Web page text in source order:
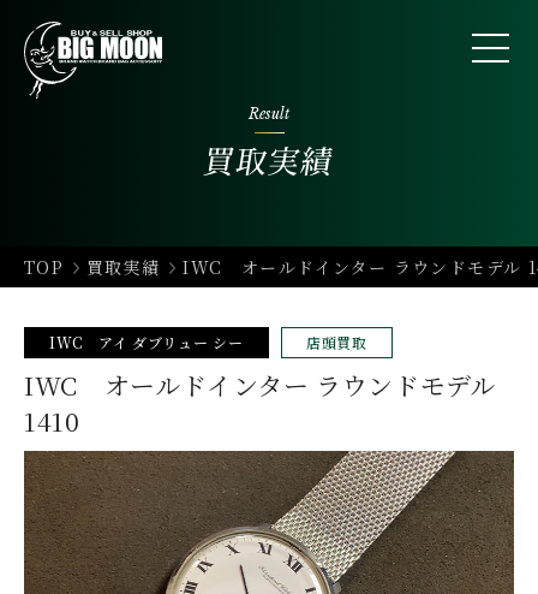
Result
買取実績
TOP 買取実績 IWC オールドインター ラウンドモデル
IWC アイ ダブリュー シー 店頭買取
IWC オールドインター ラウンドモデル
1410